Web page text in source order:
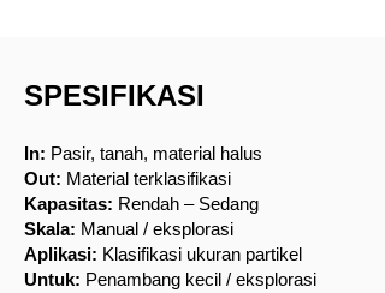
SPESIFIKASI
In: Pasir, tanah, material halus
Out: Material terklasifikasi
Kapasitas: Rendah – Sedang
Skala: Manual / eksplorasi
Aplikasi: Klasifikasi ukuran partikel
Untuk: Penambang kecil / eksplorasi